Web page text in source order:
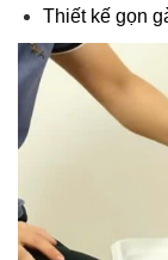
Thiết kế gọn